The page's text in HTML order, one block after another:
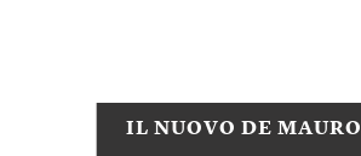
IL NUOVO DE MAURO